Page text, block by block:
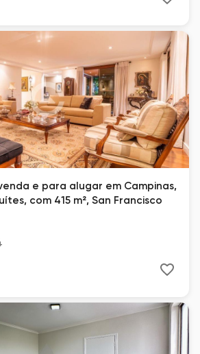
e para alugar em Campinas,
com 415 m², San Francisco